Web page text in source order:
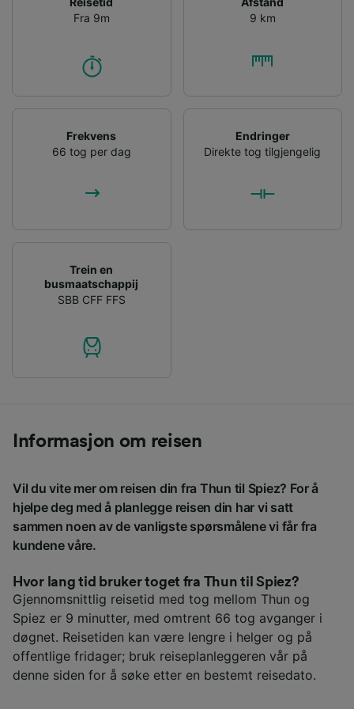
Fra 9m
9 km
Frekvens
66 tog per dag
Endringer
Direkte tog tilgjengelig
Trein en
busmaatschappij
SBB CFF FFS
Informasjon om reisen
Vil du vite mer om reisen din fra Thun til Spiez? For å
hjelpe deg med å planlegge reisen din har vi satt
sammen noen av de vanligste spørsmålene vi får fra
kundene våre.
Hvor lang tid bruker toget fra Thun til Spiez?
Gjennomsnittlig reisetid med tog mellom Thun og
Spiez er 9 minutter, med omtrent 66 tog avganger i
døgnet. Reisetiden kan være lengre i helger og på
offentlige fridager; bruk reiseplanleggeren vår på
denne siden for å søke etter en bestemt reisedato.